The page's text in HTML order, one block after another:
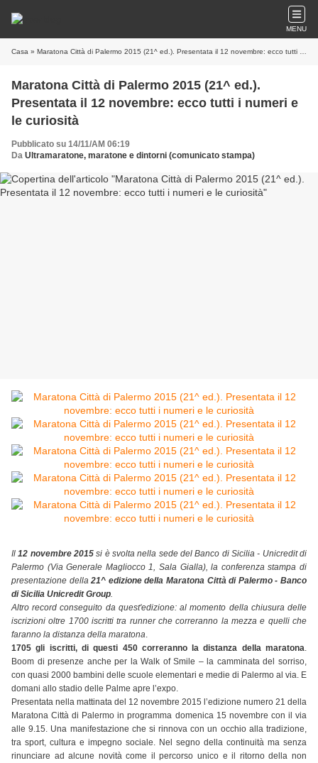
MENU
Casa » Maratona Città di Palermo 2015 (21^ ed.). Presentata il 12 novembre: ecco tutti i numeri e le curiosità
Maratona Città di Palermo 2015 (21^ ed.).
Presentata il 12 novembre: ecco tutti i numeri e
le curiosità
Pubblicato su 14/11/AM 06:19
Da Ultramaratone, maratone e dintorni (comunicato stampa)
Il12 novembre 2015 si è svolta nella sede del Banco di Sicilia - Unicredit di
Palermo (Via Generale Magliocco 1, Sala Gialla), la conferenza stampa di
presentazione della21^ edizione della Maratona Città di Palermo - Banco
di Sicilia Unicredit Group.
Altro record conseguito da quest'edizione: al momento della chiusura delle
iscrizioni oltre 1700 iscritti tra runner che correranno la mezza e quelli che
faranno la distanza della maratona.
1705 gli iscritti, di questi 450 correranno la distanza della maratona.
Boom di presenze anche per la Walk of Smile – la camminata del sorriso,
con quasi 2000 bambini delle scuole elementari e medie di Palermo al via. E
domani allo stadio delle Palme apre l’expo.
Presentata nella mattinata del 12 novembre 2015 l’edizione numero 21 della
Maratona Città di Palermo in programma domenica 15 novembre con il via
alle 9.15. Una manifestazione che si rinnova con un occhio alla tradizione,
tra sport, cultura e impegno sociale. Nel segno della continuità ma senza
rinunciare ad alcune novità come il percorso unico e il ritorno della non